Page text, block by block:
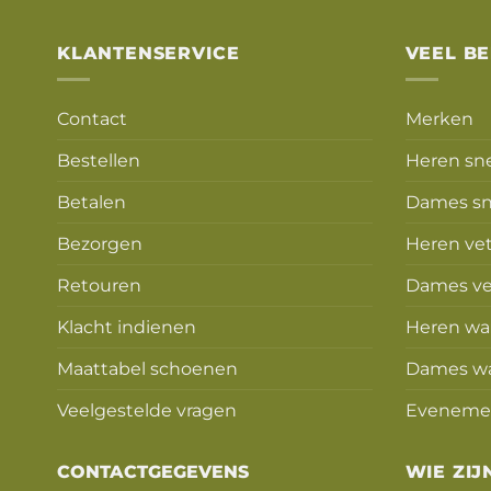
KLANTENSERVICE
Contact
Bestellen
Betalen
Bezorgen
Retouren
Klacht indienen
Maattabel schoenen
Veelgestelde vragen
VEEL
Merken
Heren
Dames
Heren
Dames
Heren
Dames
CONTACTGEGEVENS WIE